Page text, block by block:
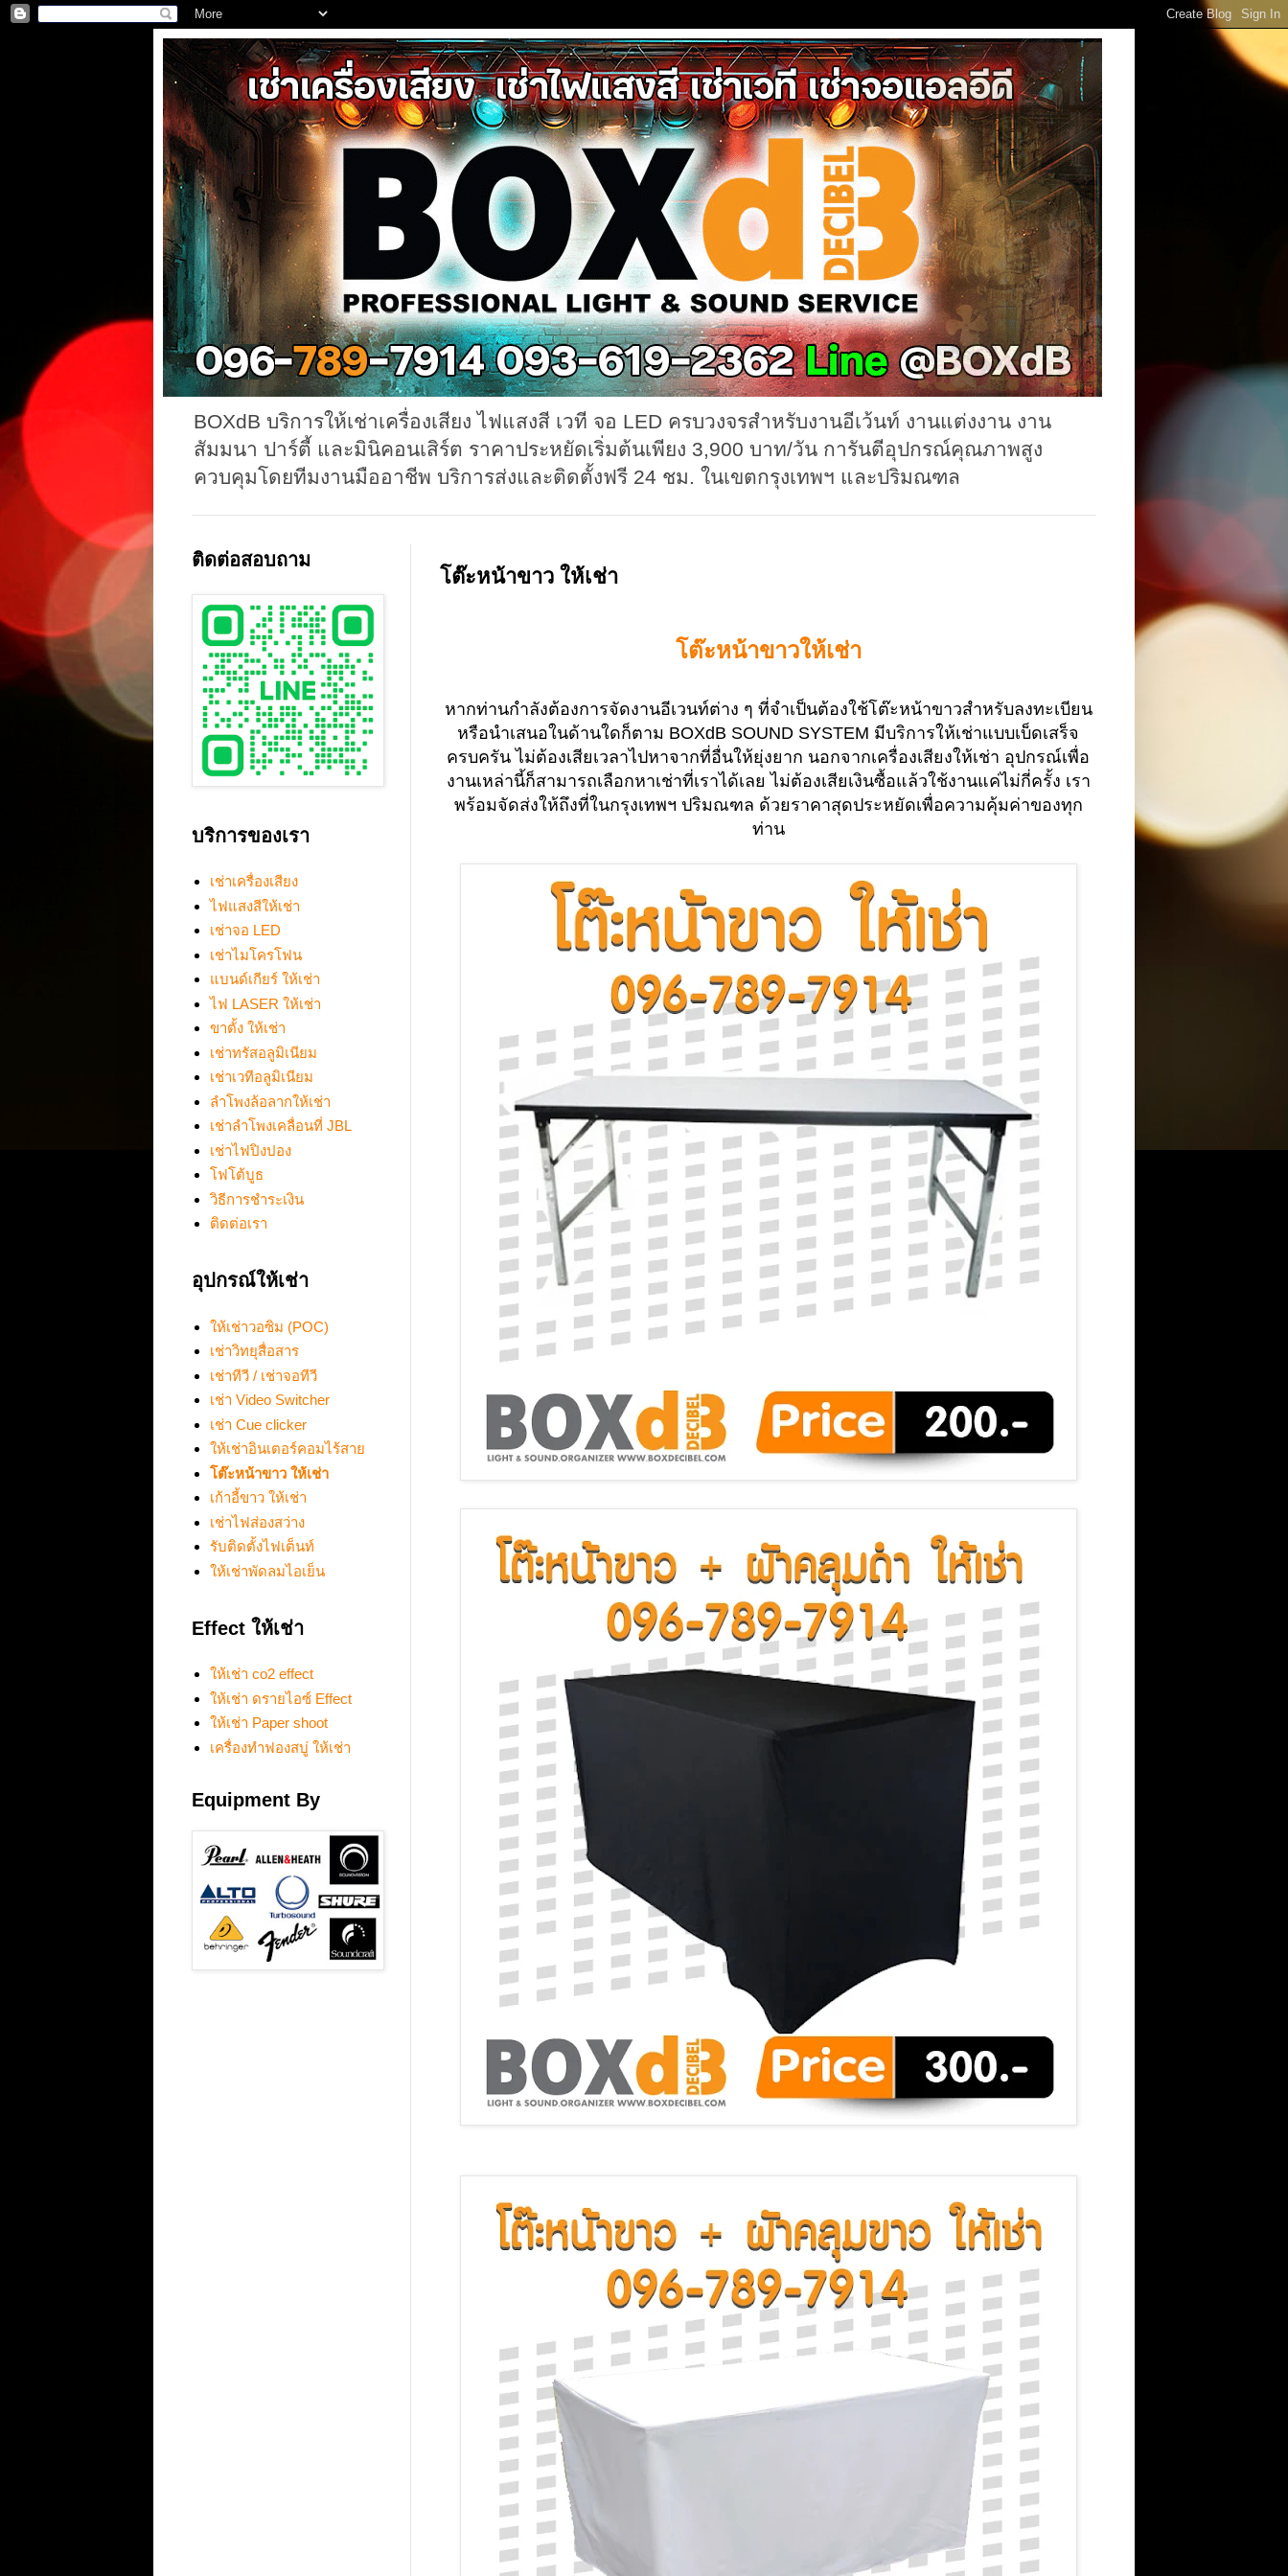
BOXdB บริการให้เช่าเครื่องเสียง ไฟแสงสี เวที จอ LED ครบวงจรสำหรับงานอีเว้นท์ งานแต่งงาน งาน
สัมมนา ปาร์ตี้ และมินิคอนเสิร์ต ราคาประหยัดเริ่มต้นเพียง 3,900 บาท/วัน การันตีอุปกรณ์คุณภาพสูง
ควบคุมโดยทีมงานมืออาชีพ บริการส่งและติดตั้งฟรี 24 ชม. ในเขตกรุงเทพฯ และปริมณฑล
โต๊ะหน้าขาว ให้เช่า
โต๊ะหน้าขาวให้เช่า
หากท่านกำลังต้องการจัดงานอีเวนท์ต่าง ๆ ที่จำเป็นต้องใช้โต๊ะหน้าขาวสำหรับลงทะเบียน
หรือนำเสนอในด้านใดก็ตาม BOXdB SOUND SYSTEM มีบริการให้เช่าแบบเบ็ดเสร็จ
ครบครัน ไม่ต้องเสียเวลาไปหาจากที่อื่นให้ยุ่งยาก นอกจากเครื่องเสียงให้เช่า อุปกรณ์เพื่อ
งานเหล่านี้ก็สามารถเลือกหาเช่าที่เราได้เลย ไม่ต้องเสียเงินซื้อแล้วใช้งานแค่ไม่กี่ครั้ง เรา
พร้อมจัดส่งให้ถึงที่ในกรุงเทพฯ ปริมณฑล ด้วยราคาสุดประหยัดเพื่อความคุ้มค่าของทุก
ท่าน
ติดต่อสอบถาม
บริการของเรา
เช่าเครื่องเสียง
ไฟแสงสีให้เช่า
เช่าจอ LED
เช่าไมโครโฟน
แบนด์เกียร์ ให้เช่า
ไฟ LASER ให้เช่า
ขาตั้ง ให้เช่า
เช่าทรัสอลูมิเนียม
เช่าเวทีอลูมิเนียม
ลำโพงล้อลากให้เช่า
เช่าลำโพงเคลื่อนที่ JBL
เช่าไฟปิงปอง
โฟโต้บูธ
วิธีการชำระเงิน
ติดต่อเรา
อุปกรณ์ให้เช่า
ให้เช่าวอซิม (POC)
เช่าวิทยุสื่อสาร
เช่าทีวี / เช่าจอทีวี
เช่า Video Switcher
เช่า Cue clicker
ให้เช่าอินเตอร์คอมไร้สาย
โต๊ะหน้าขาว ให้เช่า
เก้าอี้ขาว ให้เช่า
เช่าไฟส่องสว่าง
รับติดตั้งไฟเต็นท์
ให้เช่าพัดลมไอเย็น
Effect ให้เช่า
ให้เช่า co2 effect
ให้เช่า ดรายไอซ์ Effect
ให้เช่า Paper shoot
เครื่องทำฟองสบู่ ให้เช่า
Equipment By